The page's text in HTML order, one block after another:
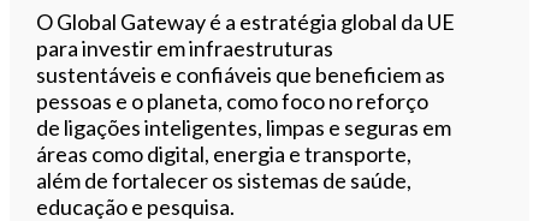
O Global Gateway é a estratégia global da UE
para investir em infraestruturas
sustentáveis e confiáveis que beneficiem as
pessoas e o planeta, como foco no reforço
de ligações inteligentes, limpas e seguras em
áreas como digital, energia e transporte,
além de fortalecer os sistemas de saúde,
educação e pesquisa.